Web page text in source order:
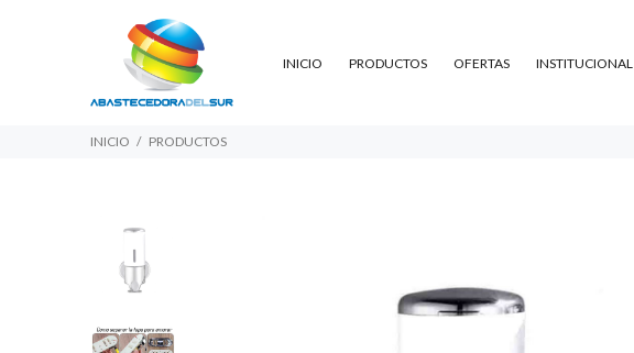
INICIO PRODUCTOS OFERTAS INSTITUCIONAL
INICIO PRODUCTOS